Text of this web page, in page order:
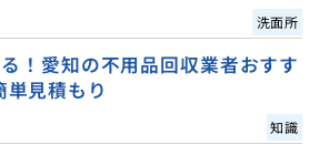
洗面所
！愛知の不用品回収業者おすす
見積もり
知識